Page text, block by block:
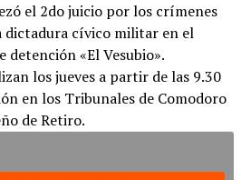
el 2do juicio por los crímenes
dictadura cívico militar en el
«El Vesubio».
los jueves a partir de las 9.30
en los Tribunales de Comodoro
de Retiro.